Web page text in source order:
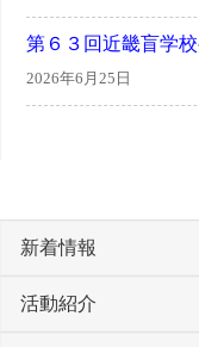
第６３回近畿盲学
2026年6月25日
新着情報
活動紹介